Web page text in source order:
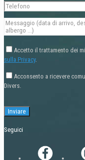
Accetto il trattamento dei
sulla Privacy.
Acconsento a ricevere
Divers.
Seguici